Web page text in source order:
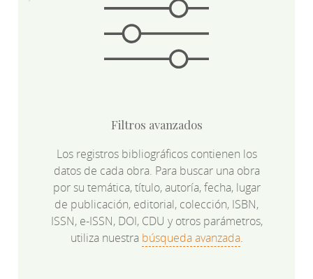
Filtros avanzados
Los registros bibliográficos contienen los
datos de cada obra. Para buscar una obra
por su temática, título, autoría, fecha, lugar
de publicación, editorial, colección, ISBN,
ISSN, e-ISSN, DOI, CDU y otros parámetros,
utiliza nuestra búsqueda avanzada.